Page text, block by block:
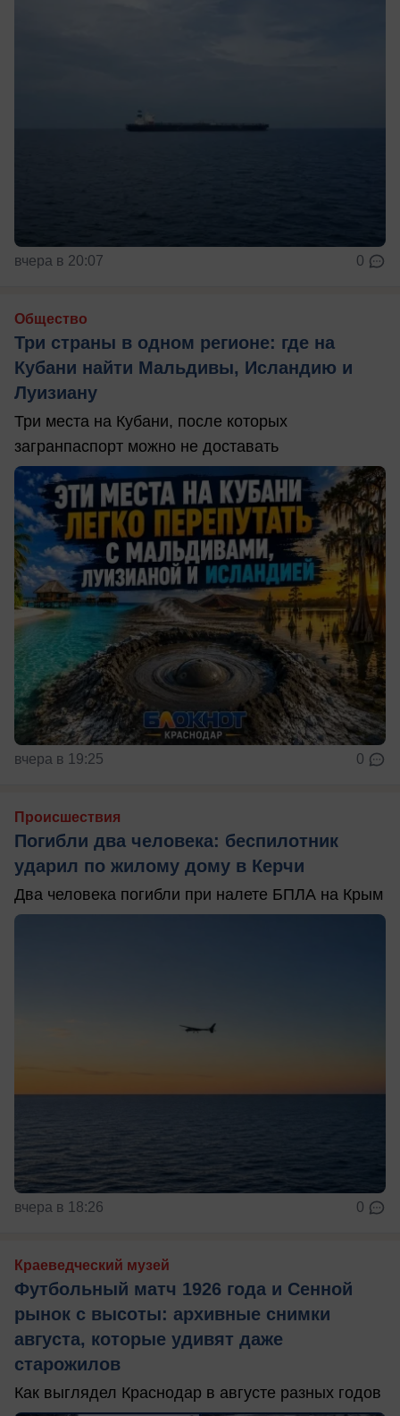
вчера в 20:07 0
Общество
Три страны в одном регионе: где на
Кубани найти Мальдивы, Исландию и
Луизиану
Три места на Кубани, после которых
загранпаспорт можно не доставать
вчера в 19:25 0
Происшествия
Погибли два человека: беспилотник
ударил по жилому дому в Керчи
Два человека погибли при налете БПЛА на Крым
вчера в 18:26 0
Краеведческий музей
Футбольный матч 1926 года и Сенной
рынок с высоты: архивные снимки
августа, которые удивят даже
старожилов
Как выглядел Краснодар в августе разных годов